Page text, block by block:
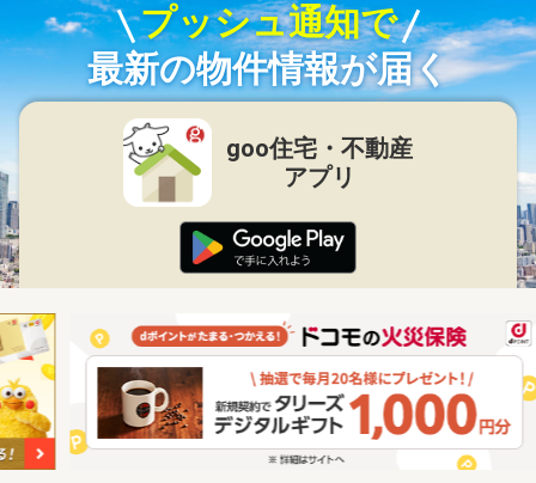
プッシュ通知で
最新の物件情報が届く
goo住宅・不動産
アプリ